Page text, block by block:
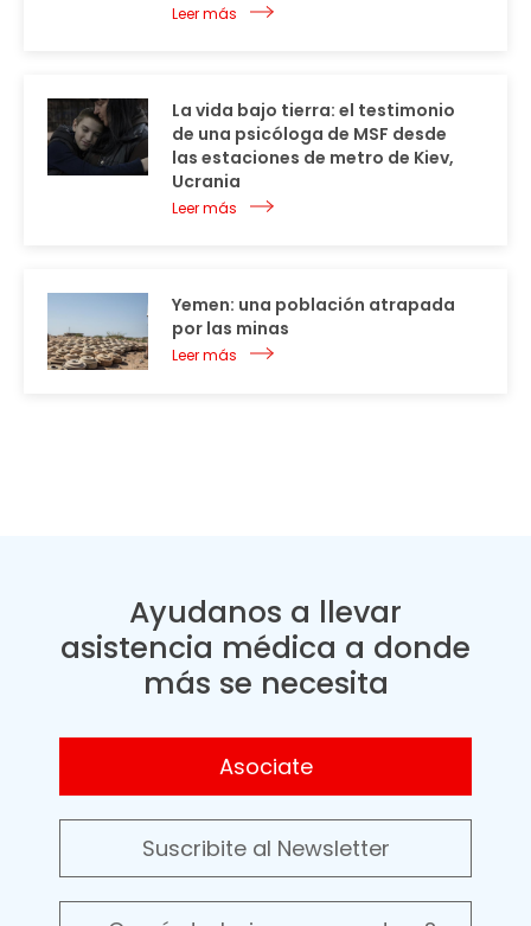
Leer más
La vida bajo tierra: el testimonio
de una psicóloga de MSF desde
las estaciones de metro de Kiev,
Ucrania
Leer más
Yemen: una población atrapada
por las minas
Leer más
Ayudanos a llevar
asistencia médica a donde
más se necesita
Asociate
Suscribite al Newsletter